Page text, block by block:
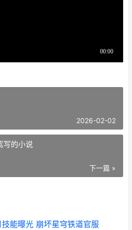
2026-02-02
写的小说
下一篇 »
能曝光 崩坏星穹铁道官服